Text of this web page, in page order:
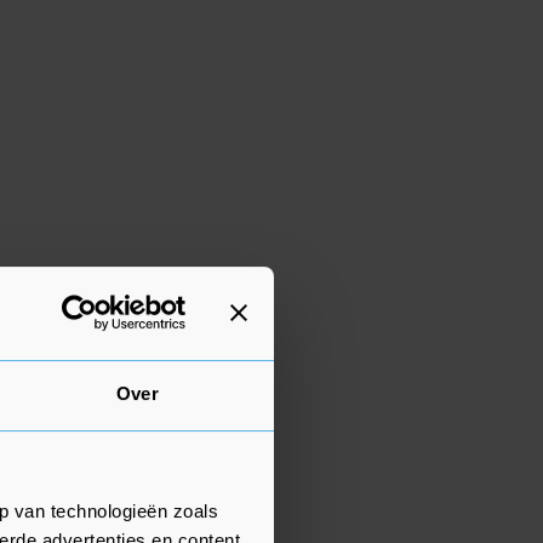
Over
van technologieën zoals